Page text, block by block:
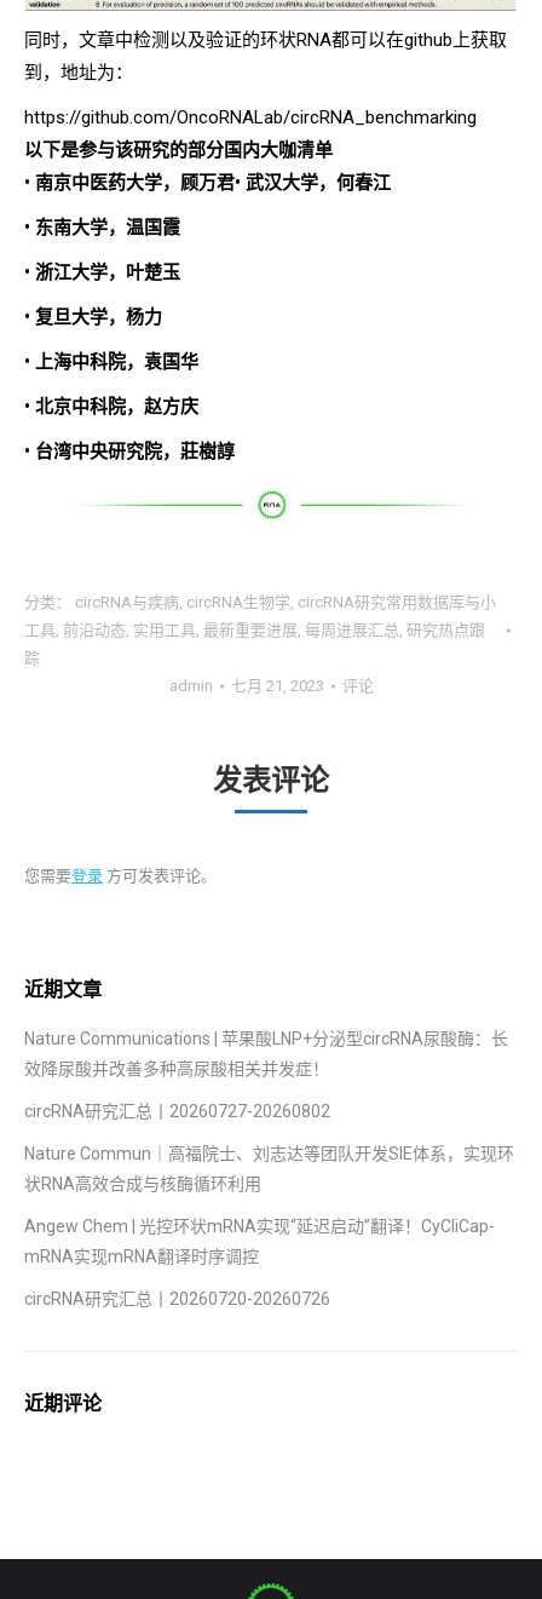
同时，文章中检测以及验证的环状RNA都可以在github上获取
到，地址为：
https://github.com/OncoRNALab/circRNA_benchmarking
以下是参与该研究的部分国内大咖清单
• 南京中医药大学，顾万君• 武汉大学，何春江
• 东南大学，温国霞
• 浙江大学，叶楚玉
• 复旦大学，杨力
• 上海中科院，袁国华
• 北京中科院，赵方庆
• 台湾中央研究院，莊樹諄
分类： circRNA与疾病, circRNA生物学, circRNA研究常用数据库与小
工具, 前沿动态, 实用工具, 最新重要进展, 每周进展汇总, 研究热点跟
踪
admin
七月 21, 2023 评论
发表评论
您需要登录 方可发表评论。
近期文章
Nature Communications | 苹果酸LNP+分泌型circRNA尿酸酶：长
效降尿酸并改善多种高尿酸相关并发症！
circRNA研究汇总丨20260727-20260802‍
Nature Commun｜高福院士、刘志达等团队开发SIE体系，实现环
状RNA高效合成与核酶循环利用
Angew Chem | 光控环状mRNA实现“延迟启动”翻译！CyCliCap-
mRNA实现mRNA翻译时序调控
circRNA研究汇总丨20260720-20260726
近期评论